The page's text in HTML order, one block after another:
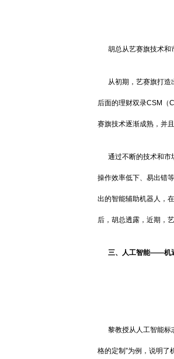
胡总从艺赛旗技术和
从初期，艺赛旗打
后面的理财双录CSM（
赛旗技术逐渐成熟，并
通过不断的技术和市
操作效率低下、易出错
出的智能辅助机器人，
后，胡总透露，近期，
三、人工智能——机
黎教授从人工智能标
格的定制”为例，说明了